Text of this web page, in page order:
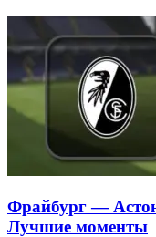
Фрайбург —
Лучшие моменты